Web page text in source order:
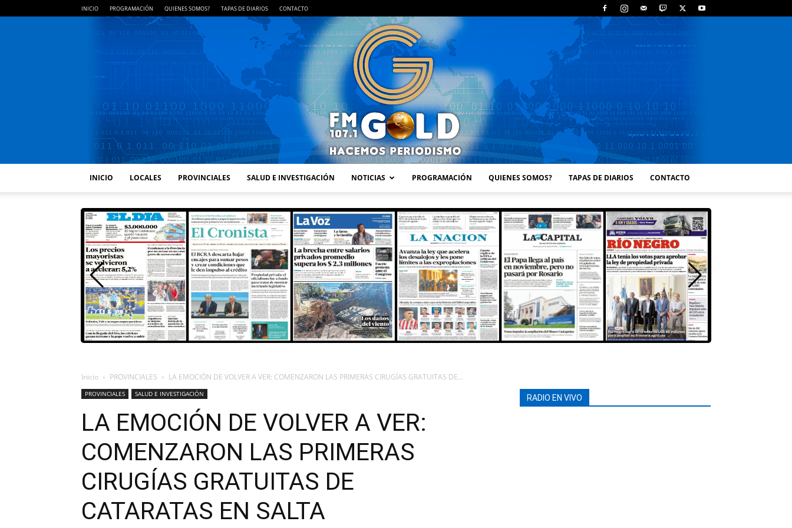
INICIO PROGRAMACIÓN QUIENES SOMOS? TAPAS DE DIARIOS CONTACTO
GOLD
107.1
INICIO LOCALES PROVINCIALES SALUD E INVESTIGACIÓN NOTICIAS PROGRAMACIÓN QUIENES SOMOS? TAPAS DE DIARIOS CONTACTO
Inicio PROVINCIALES LA EMOCIÓN DE VOLVER A VER: COMENZARON LAS PRIMERAS CIRUGÍAS GRATUITAS DE...
PROVINCIALES SALUD E INVESTIGACIÓN
LA EMOCIÓN DE VOLVER A VER:
COMENZARON LAS PRIMERAS
CIRUGÍAS GRATUITAS DE
CATARATAS EN SALTA
RADIO EN VIVO